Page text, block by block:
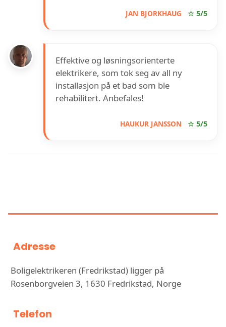
JAN BJORKHAUG ☆ 5/5
Effektive og løsningsorienterte
elektrikere, som tok seg av all ny
installasjon på et bad som ble
rehabilitert. Anbefales!
HAUKUR JANSSON ☆ 5/5
Adresse
Boligelektrikeren (Fredrikstad) ligger på
Rosenborgveien 3, 1630 Fredrikstad, Norge
Telefon